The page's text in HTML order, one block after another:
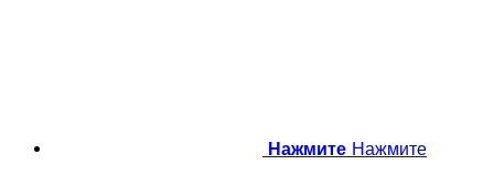
Нажмите Нажмите